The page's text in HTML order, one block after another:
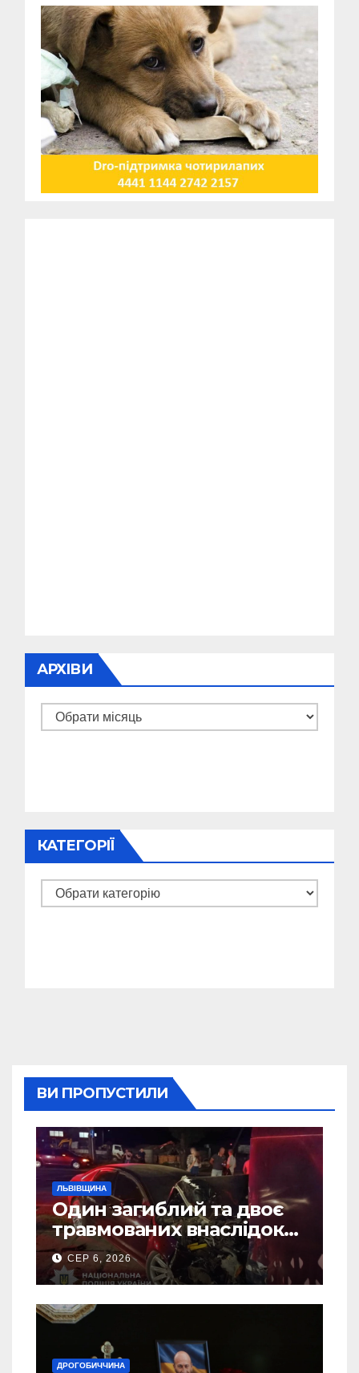
АРХІВИ
Архіви
КАТЕГОРІЇ
Категорії
ВИ ПРОПУСТИЛИ
ЛЬВІВЩИНА
Один загиблий та двоє
травмованих внаслідок
ДТП на Самбірщині
СЕР 6, 2026
ДРОГОБИЧЧИНА